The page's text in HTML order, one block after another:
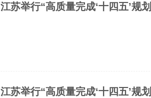
江苏举行“高质量完成‘十四五’规
江苏举行“高质量完成‘十四五’规